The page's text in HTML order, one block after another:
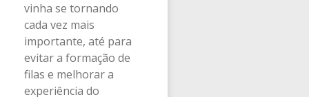
vinha se tornando
cada vez mais
importante, até para
evitar a formação de
filas e melhorar a
experiência do